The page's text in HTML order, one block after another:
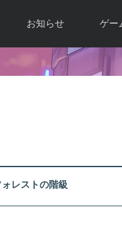
お知らせ
お知らせ一覧
ゲー
ソウ
アップ
レストの階級